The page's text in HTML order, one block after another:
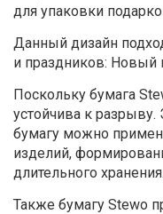
для упаковки
Данный дизайн
и праздников: Новый
Поскольку бумага
устойчива к разрыву.
бумагу можно
изделий,
длительного хранения.
Также бумагу Stewo